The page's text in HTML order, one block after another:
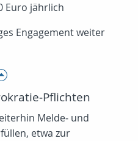
Euro jährlich
Engagement weiter
Melde‑ und
etwa zur